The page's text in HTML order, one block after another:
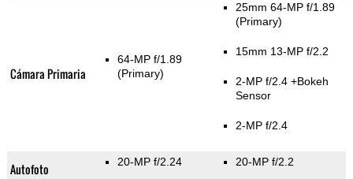
Cámara Primaria
64-MP f/1.89
(Primary)
25mm 64-MP f/1.89
(Primary)
15mm 13-MP f/2.2
2-MP f/2.4 +Bokeh
Sensor
2-MP f/2.4
Autofoto 20-MP f/2.24 20-MP f/2.2